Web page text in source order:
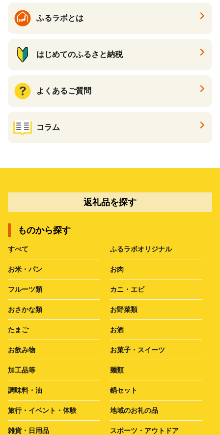
ふるラボとは
はじめてのふるさと納税
よくあるご質問
コラム
返礼品を探す
ものから探す
すべて ふるラボオリジナル
お米・パン お肉
フルーツ類 カニ・エビ
おさかな類 お野菜類
たまご お酒
お飲み物 お菓子・スイーツ
加工品等 麺類
調味料・油 鍋セット
旅行・イベント・体験 地域のお礼の品
雑貨・日用品 スポーツ・アウトドア